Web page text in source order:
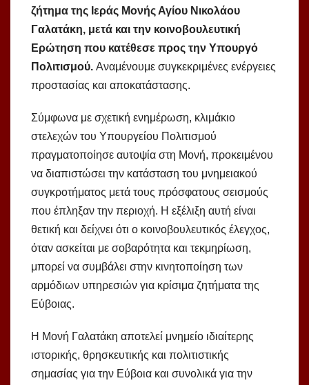
ζήτημα της Ιεράς Μονής Αγίου Νικολάου
Γαλατάκη, μετά και την κοινοβουλευτική
Ερώτηση που κατέθεσε προς την Υπουργό
Πολιτισμού. Αναμένουμε συγκεκριμένες ενέργειες
προστασίας και αποκατάστασης.
Σύμφωνα με σχετική ενημέρωση, κλιμάκιο
στελεχών του Υπουργείου Πολιτισμού
πραγματοποίησε αυτοψία στη Μονή, προκειμένου
να διαπιστώσει την κατάσταση του μνημειακού
συγκροτήματος μετά τους πρόσφατους σεισμούς
που έπληξαν την περιοχή. Η εξέλιξη αυτή είναι
θετική και δείχνει ότι ο κοινοβουλευτικός έλεγχος,
όταν ασκείται με σοβαρότητα και τεκμηρίωση,
μπορεί να συμβάλει στην κινητοποίηση των
αρμόδιων υπηρεσιών για κρίσιμα ζητήματα της
Εύβοιας.
Η Μονή Γαλατάκη αποτελεί μνημείο ιδιαίτερης
ιστορικής, θρησκευτικής και πολιτιστικής
σημασίας για την Εύβοια και συνολικά για την